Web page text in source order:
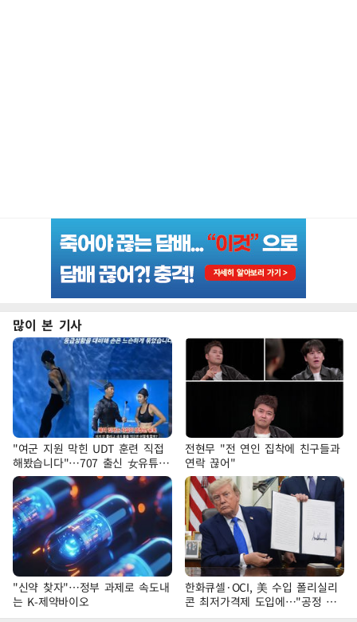
많이 본 기사
"여군 지원 막힌 UDT 훈련 직접
해봤습니다"…707 출신 女유튜버
'완벽 소화'
전현무 "전 연인 집착에 친구들과
연락 끊어"
"신약 찾자"…정부 과제로 속도내
는 K-제약바이오
한화큐셀·OCI, 美 수입 폴리실리
콘 최저가격제 도입에…"공정 경
쟁·수익성 개선 환영"